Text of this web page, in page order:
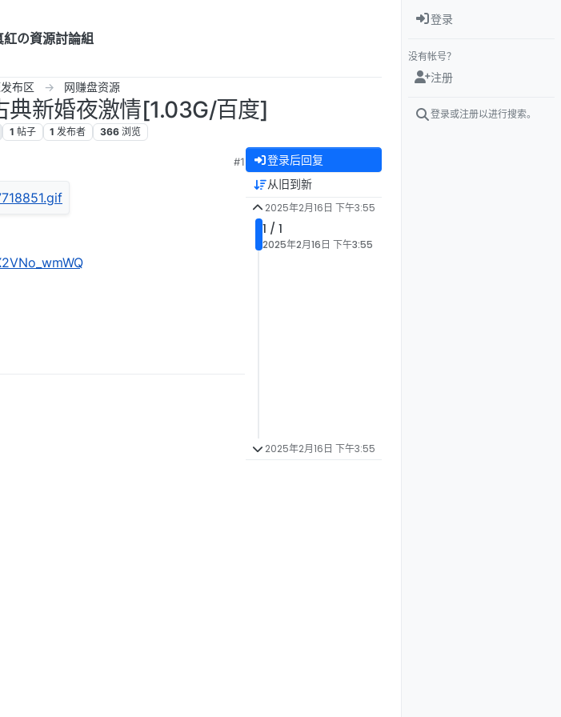
紅の資源討論組
布区 网赚盘资源
新婚夜激情[1.03G/百度]
1 帖子 1 发布者 366 浏览
#1 登录后回复
从旧到新
2025年2月16日 下午3:55
1 / 1
2025年2月16日 下午3:55
2025年2月16日 下午3:55
登录
没有帐号？
注册
登录或注册以进行搜索。